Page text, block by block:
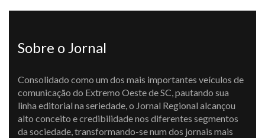
Sobre o Jornal
Consolidado como um dos mais importantes veículos de
comunicação do Extremo Oeste de SC, pautando sua
linha editorial na seriedade, o Jornal Regional alcançou
alto conceito e credibilidade nos diferentes segmentos
da sociedade, transformando-se num dos jornais mais